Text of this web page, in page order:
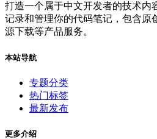
打造一个属于中文开发者的技术内
记录和管理你的代码笔记，包含原
源下载等产品服务。
本站导航
专题分类
热门标签
最新发布
更多介绍